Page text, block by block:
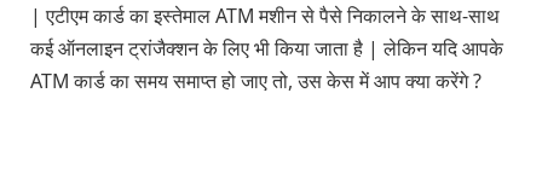
| एटीएम कार्ड का इस्तेमाल ATM मशीन से पैसे निकालने के साथ-साथ
कई ऑनलाइन ट्रांजैक्शन के लिए भी किया जाता है | लेकिन यदि आपके
ATM कार्ड का समय समाप्त हो जाए तो, उस केस में आप क्या करेंगे ?